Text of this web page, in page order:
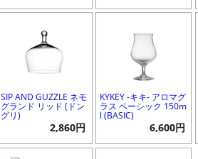
SIP AND GUZZLE ネモ
グランド リッド (ドン
グリ)
2,860円
KYKEY -キキ- アロマグ
ラス ベーシック 150m
l (BASIC)
6,600円